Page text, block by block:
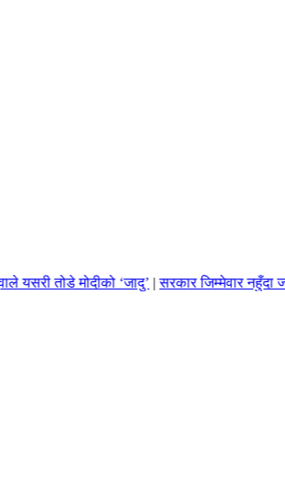
तोडे मोदीको ‘जादु’|सरकार जिम्मेवार नहुँदा